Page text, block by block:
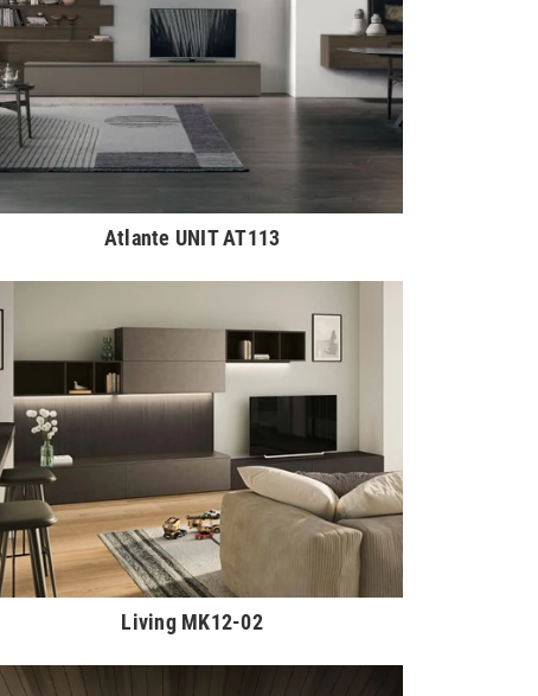
Atlante UNIT AT113
Living MK12-02